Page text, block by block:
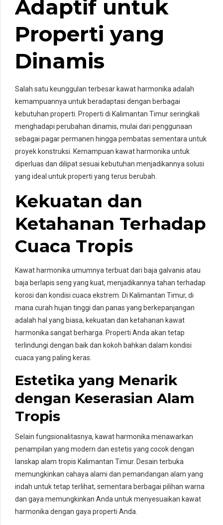
Adaptif untuk
Properti yang
Dinamis
Salah satu keunggulan terbesar kawat harmonika adalah
kemampuannya untuk beradaptasi dengan berbagai
kebutuhan properti. Properti di Kalimantan Timur seringkali
menghadapi perubahan dinamis, mulai dari penggunaan
sebagai pagar permanen hingga pembatas sementara untuk
proyek konstruksi. Kemampuan kawat harmonika untuk
diperluas dan dilipat sesuai kebutuhan menjadikannya solusi
yang ideal untuk properti yang terus berubah.
Kekuatan dan
Ketahanan Terhadap
Cuaca Tropis
Kawat harmonika umumnya terbuat dari baja galvanis atau
baja berlapis seng yang kuat, menjadikannya tahan terhadap
korosi dan kondisi cuaca ekstrem. Di Kalimantan Timur, di
mana curah hujan tinggi dan panas yang berkepanjangan
adalah hal yang biasa, kekuatan dan ketahanan kawat
harmonika sangat berharga. Properti Anda akan tetap
terlindungi dengan baik dan kokoh bahkan dalam kondisi
cuaca yang paling keras.
Estetika yang Menarik
dengan Keserasian Alam
Tropis
Selain fungsionalitasnya, kawat harmonika menawarkan
penampilan yang modern dan estetis yang cocok dengan
lanskap alam tropis Kalimantan Timur. Desain terbuka
memungkinkan cahaya alami dan pemandangan alam yang
indah untuk tetap terlihat, sementara berbagai pilihan warna
dan gaya memungkinkan Anda untuk menyesuaikan kawat
harmonika dengan gaya properti Anda.